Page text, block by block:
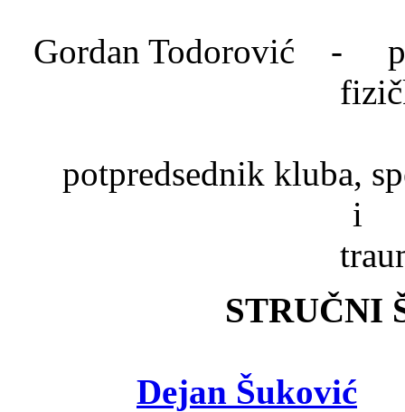
Gordan Todorović -
potpredsednik kluba,
STRUČNI
Dejan Šuković